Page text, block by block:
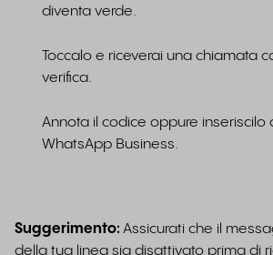
diventa verde.
Toccalo e riceverai una chiamata
verifica.
Annota il codice oppure inseriscilo
WhatsApp Business.
Suggerimento: Assicurati che il
della tua linea sia disattivato prima di